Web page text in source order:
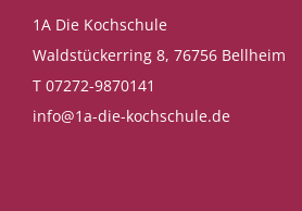
1A Die Kochschule
Waldstückerring 8, 76756 Bellheim
T 07272-9870141
info@1a-die-kochschule.de